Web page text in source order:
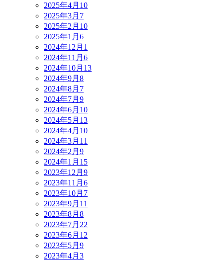
2025年4月 10
2025年3月 7
2025年2月 10
2025年1月 6
2024年12月 1
2024年11月 6
2024年10月 13
2024年9月 8
2024年8月 7
2024年7月 9
2024年6月 10
2024年5月 13
2024年4月 10
2024年3月 11
2024年2月 9
2024年1月 15
2023年12月 9
2023年11月 6
2023年10月 7
2023年9月 11
2023年8月 8
2023年7月 22
2023年6月 12
2023年5月 9
2023年4月 3